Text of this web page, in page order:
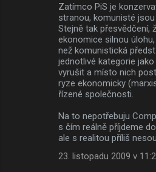
Zatímco PiS je
stranou, komunisté
Stejně tak přesvědčení,
ekonomice silnou
než komunistická
jednotlivé kategorie
vyrušit a místo nich
ryze ekonomicky
řízené společnosti.
Na to nepotřebuju
s čím reálně příjdeme
ale s realitou příliš
23. listopadu 2009 v